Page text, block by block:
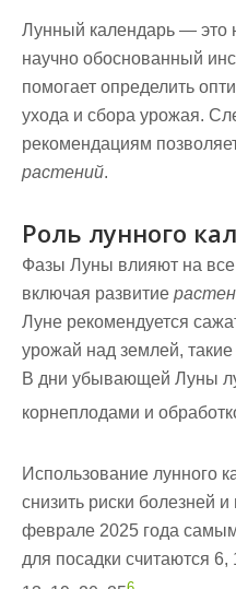
Лунный календарь — это
научно обоснованный
помогает определить
ухода и сбора урожая.
рекомендациям
растений.
Роль лунного
Фазы Луны влияют на
включая развитие
Луне рекомендуется
урожай над землей, такие
В дни убывающей Луны
корнеплодами и
Использование лунного
снизить риски болезней
феврале 2025 года
для посадки считаются 6,